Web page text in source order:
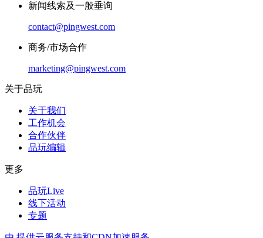
新闻线索及一般垂询
contact@pingwest.com
商务/市场合作
marketing@pingwest.com
关于品玩
关于我们
工作机会
合作伙伴
品玩编辑
更多
品玩Live
线下活动
专题